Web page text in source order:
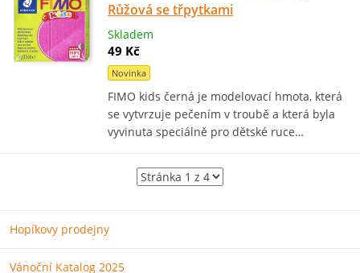
Růžová se třpytkami
Skladem
49 Kč
Novinka
FIMO kids černá je modelovací hmota, která
se vytvrzuje pečením v troubě a která byla
vyvinuta speciálně pro dětské ruce…
Hopíkovy prodejny
Vánoční Katalog 2025